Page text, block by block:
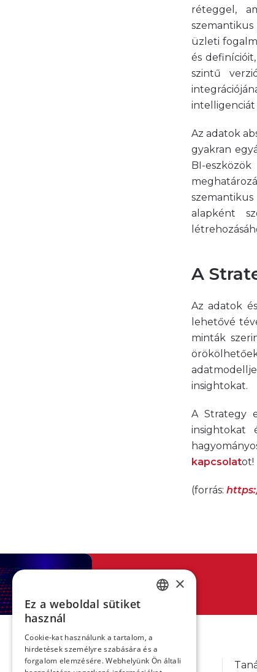
réteggel,
üzleti
és
szintű
intelligenciát
Az adatok
gyakran
BI-
alapként
A
Az adatok
lehetővé
minták
insightokat.
A Strategy
insightokat
kapcsolatot!
(forrás:
Előző cikk ×
Ez a weboldal sütiket
használ
Cookie-kat használunk a tartalom, a
hirdetések személyre szabására és a
forgalom elemzésére. Webhelyünk Ön általi